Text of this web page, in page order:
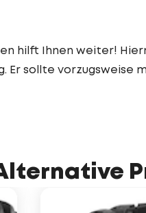
hilft Ihnen weiter!
Er sollte vorzugsweise